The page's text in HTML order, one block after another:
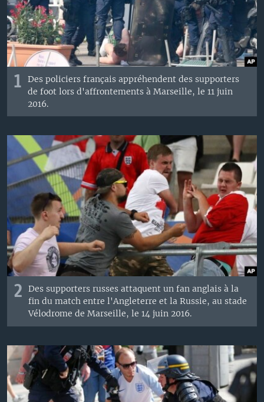
1
Des policiers français appréhendent des supporters
de foot lors d'affrontements à Marseille, le 11 juin
2016.
2
Des supporters russes attaquent un fan anglais à la
fin du match entre l'Angleterre et la Russie, au stade
Vélodrome de Marseille, le 14 juin 2016.